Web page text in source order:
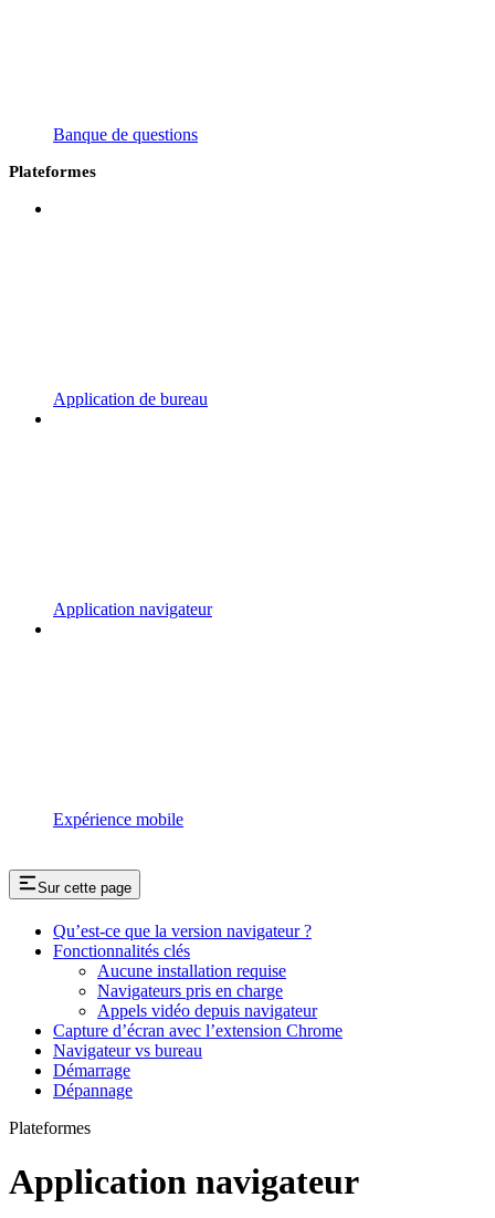
Banque de questions
Plateformes
Application de bureau
Application navigateur
Expérience mobile
Sur cette page
Qu’est-ce que la version navigateur ?
Fonctionnalités clés
Aucune installation requise
Navigateurs pris en charge
Appels vidéo depuis navigateur
Capture d’écran avec l’extension Chrome
Navigateur vs bureau
Démarrage
Dépannage
Plateformes
Application navigateur